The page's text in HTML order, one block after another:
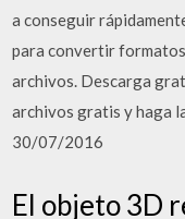
a conseguir
para convertir
archivos. Descarga
archivos gratis y haga
30/07/2016
El objeto 3D